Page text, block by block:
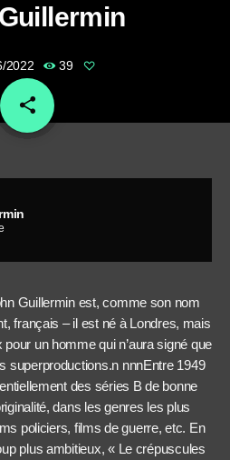
2022 39
share
email
Guillermin est, comme son nom
français – il est né à Londres, mais
un homme qui n’aura signé que
superproductions.n nnnEntre 1949
des séries B de bonne
dans les genres les plus
policiers, films de guerre, etc. En
plus ambitieux, « Le crépuscules